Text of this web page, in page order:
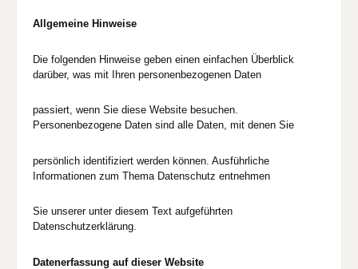
Allgemeine Hinweise
Die folgenden Hinweise geben einen einfachen Überblick
darüber, was mit Ihren personenbezogenen Daten
passiert, wenn Sie diese Website besuchen.
Personenbezogene Daten sind alle Daten, mit denen Sie
persönlich identifiziert werden können. Ausführliche
Informationen zum Thema Datenschutz entnehmen
Sie unserer unter diesem Text aufgeführten
Datenschutzerklärung.
Datenerfassung auf dieser Website